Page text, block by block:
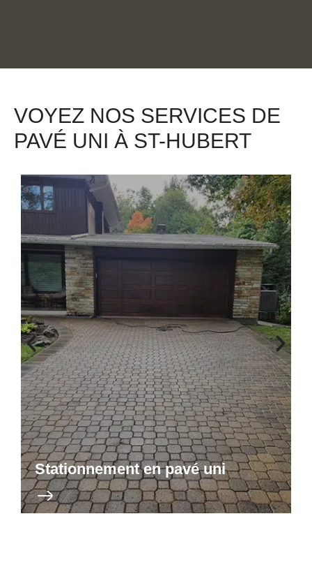
VOYEZ NOS SERVICES DE
PAVÉ UNI À ST-HUBERT
Stationnement en pavé uni